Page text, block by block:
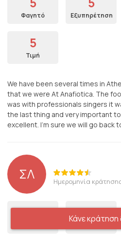
Φαγητό Εξυπηρέτηση
5
Τιμή
We have been several times in
that we were At Anafiotica. The
was with professionals singers it
the last thing and very important
excellent. I’m sure we will go back
ΣΛ Ημερομηνία
4 5
Εξυπηρέτηση
Κάνε